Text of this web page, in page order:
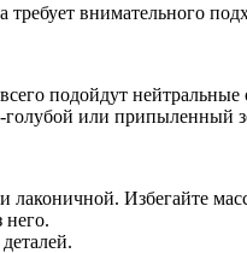
внимательного
подойдут
или припыленный
Избегайте
него.